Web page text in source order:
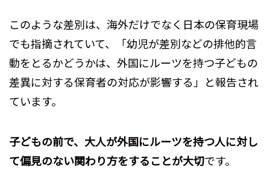
このような差別は、海外だけでなく日本の保育現場
でも指摘されていて、「幼児が差別などの排他的言
動をとるかどうかは、外国にルーツを持つ子どもの
差異に対する保育者の対応が影響する」と報告され
ています。
子どもの前で、大人が外国にルーツを持つ人に対し
て偏見のない関わり方をすることが大切です。